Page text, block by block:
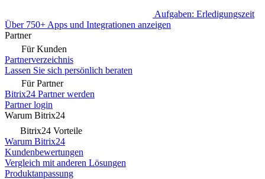
Aufgaben: Erledigungszeit
Über 750+ Apps und Integrationen anzeigen
Partner
Für Kunden
Partnerverzeichnis
Lassen Sie sich persönlich beraten
Für Partner
Bitrix24 Partner werden
Partner login
Warum Bitrix24
Bitrix24 Vorteile
Warum Bitrix24
Kundenbewertungen
Vergleich mit anderen Lösungen
Produktanpassung